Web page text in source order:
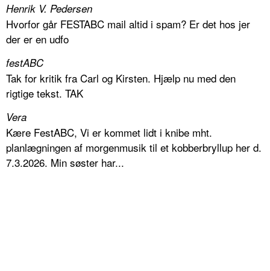
Henrik V. Pedersen
Hvorfor går FESTABC mail altid i spam? Er det hos jer
der er en udfo
festABC
Tak for kritik fra Carl og Kirsten. Hjælp nu med den
rigtige tekst. TAK
Vera
Kære FestABC, Vi er kommet lidt i knibe mht.
planlægningen af morgenmusik til et kobberbryllup her d.
7.3.2026. Min søster har...